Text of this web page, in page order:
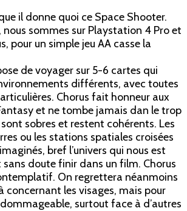
il donne quoi ce Space Shooter.
nous sommes sur Playstation 4 Pro et
pour un simple jeu AA casse la
de voyager sur 5-6 cartes qui
différents, avec toutes
Chorus fait honneur aux
et ne tombe jamais dan le trop
sobres et restent cohérents. Les
ou les stations spatiales croisées
bref l’univers qui nous est
doute finir dans un film. Chorus
On regrettera néanmoins
concernant les visages, mais pour
surtout face à d’autres